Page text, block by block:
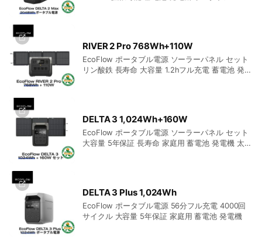
RIVER 2 Pro 768Wh+110W
EcoFlow ポータブル電源 ソーラーパネル セット
リン酸鉄 長寿命 大容量 1.2hフル充電 蓄電池 発電
DELTA 3 1,024Wh+160W
EcoFlow ポータブル電源 ソーラーパネル セット
大容量 5年保証 長寿命 家庭用 蓄電池 発電機 太陽
DELTA 3 Plus 1,024Wh
EcoFlow ポータブル電源 56分フル充電 4000回
サイクル 大容量 5年保証 家庭用 蓄電池 発電機